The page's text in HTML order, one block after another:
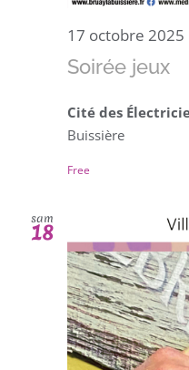
17 octobre 2025
Soirée jeux
Cité des
Buissière
Free
sam
18